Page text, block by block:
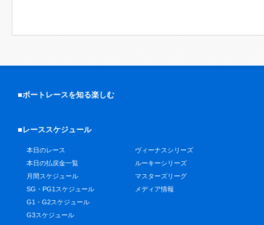
■ボートレースを知る楽しむ
■レーススケジュール
本日のレース
本日の払戻金一覧
月間スケジュール
SG・PG1スケジュール
G1・G2スケジュール
G3スケジュール
ヴィーナスシリーズ
ルーキーシリーズ
マスターズリーグ
メディア情報